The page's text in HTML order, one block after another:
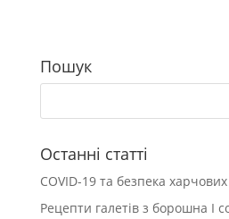
Пошук
Останні статті
COVID-19 та безпека
Рецепти галетів з борошна І